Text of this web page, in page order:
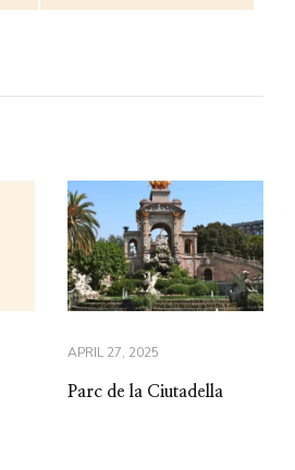
APRIL 27, 2025
Parc de la Ciutadella